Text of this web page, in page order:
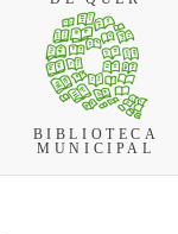
BIBLIOTECA
MUNICIPAL